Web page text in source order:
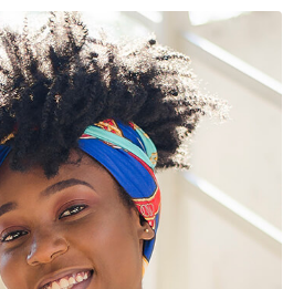
Design Director